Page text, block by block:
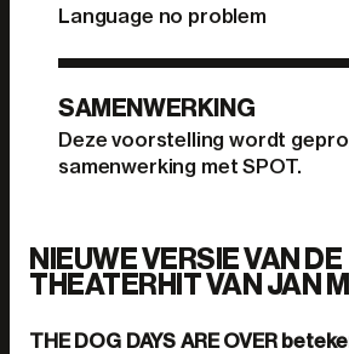
Language no problem
SAMENWERKING
Deze voorstelling wordt
samenwerking met SPOT.
NIEUWE VERSIE VAN DE
THEATERHIT VAN JAN
THE DOG DAYS ARE OVER